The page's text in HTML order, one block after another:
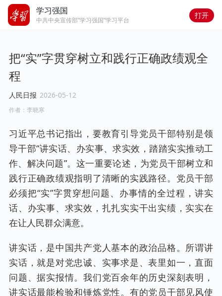
学习强国
中共中央宣传部“学习强国”学习平台
打开
把“实”字贯穿树立和践行正确政绩观全
程
人民日报 2026-05-12
作者： 李晓寒
习近平总书记指出，要教育引导党员干部特别是领
导干部“讲实话、办实事、求实效，踏踏实实推动工
作、解决问题”。这一重要论述，为党员干部树立和
践行正确政绩观指明了清晰的实践路径。党员干部
必须把“实”字贯穿想问题、办事情的全过程，讲实
话、办实事、求实效，扎扎实实干出实绩，实实在
在让人民群众满意。
讲实话，是中国共产党人基本的政治品格。所谓讲
实话，就是对党忠诚、实事求是、表里如一，直面
问题、据实报情。我们党百余年的历史深刻表明，
讲实话最能检验和锤炼党性。有的党员干部见风使